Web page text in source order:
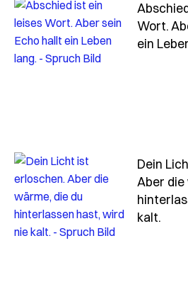
Wort.
ein
Dein
Aber die
kalt. -